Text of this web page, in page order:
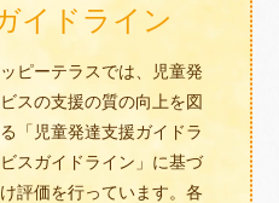
イドライン
ピーテラスでは、児童発
スの支援の質の向上を図
「児童発達支援ガイドラ
スガイドライン」に基づ
評価を行っています。各